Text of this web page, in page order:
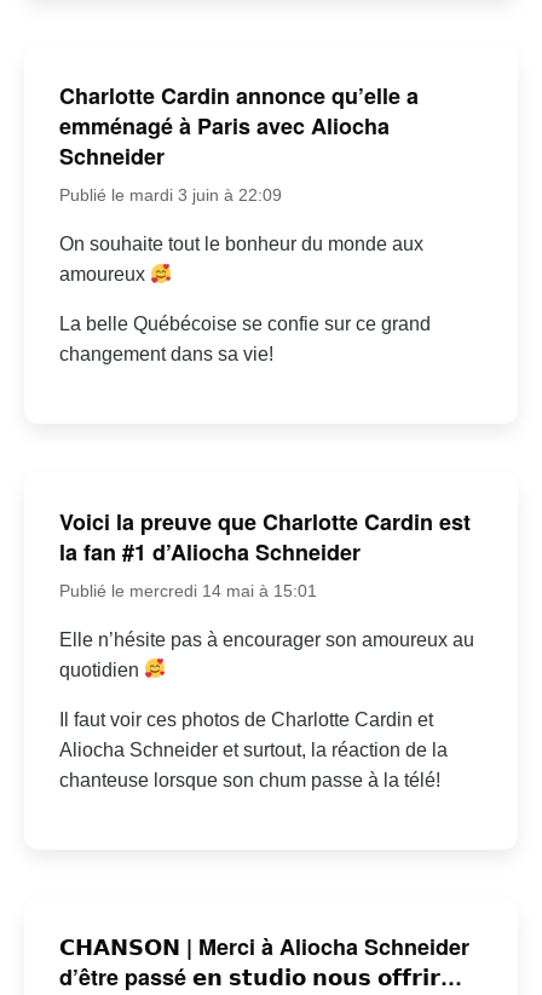
Charlotte Cardin annonce qu’elle a
emménagé à Paris avec Aliocha
Schneider
Publié le mardi 3 juin à 22:09
On souhaite tout le bonheur du monde aux
amoureux
La belle Québécoise se confie sur ce grand
changement dans sa vie!
Voici la preuve que Charlotte Cardin est
la fan #1 d’Aliocha Schneider
Publié le mercredi 14 mai à 15:01
Elle n’hésite pas à encourager son amoureux au
quotidien
Il faut voir ces photos de Charlotte Cardin et
Aliocha Schneider et surtout, la réaction de la
chanteuse lorsque son chum passe à la télé!
𝗖𝗛𝗔𝗡𝗦𝗢𝗡 | Merci à Aliocha Schneider
d’être passé 𝗲𝗻 𝘀𝘁𝘂𝗱𝗶𝗼 𝗻𝗼𝘂𝘀 𝗼𝗳𝗳𝗿𝗶𝗿…